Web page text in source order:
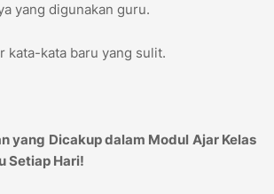
yang digunakan guru.
kata-kata baru yang sulit.
yang Dicakup dalam Modul Ajar Kelas
Setiap Hari!